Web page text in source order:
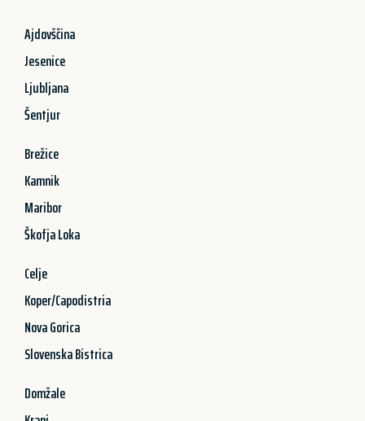
Ajdovščina
Jesenice
Ljubljana
Šentjur
Brežice
Kamnik
Maribor
Škofja Loka
Celje
Koper/Capodistria
Nova Gorica
Slovenska Bistrica
Domžale